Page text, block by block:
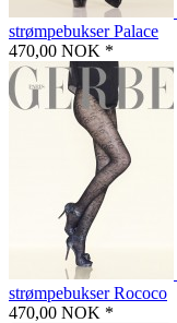
strømpebukser Palace
470,00 NOK *
strømpebukser Rococo
470,00 NOK *